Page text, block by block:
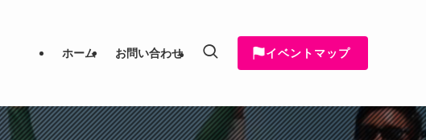
ホーム お問い合わせ イベントマップ